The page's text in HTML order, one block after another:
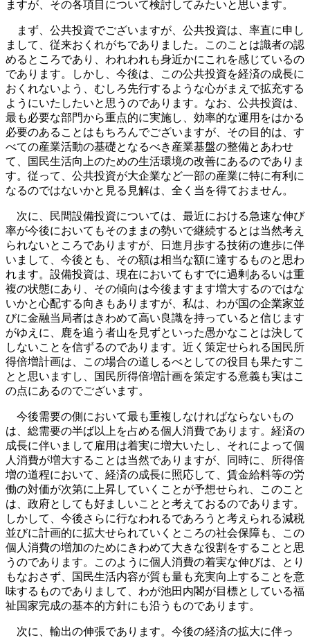
ますが、その各項目について検討してみたいと思います。
まず、公共投資でございますが、公共投資は、率直に申し
まして、従来おくれがちでありました。このことは識者の認
めるところであり、われわれも身近かにこれを感じているの
であります。しかし、今後は、この公共投資を経済の成長に
おくれないよう、むしろ先行するような心がまえで拡充する
ようにいたしたいと思うのであります。なお、公共投資は、
最も必要な部門から重点的に実施し、効率的な運用をはかる
必要のあることはもちろんでございますが、その目的は、す
べての産業活動の基礎となるべき産業基盤の整備とあわせ
て、国民生活向上のための生活環境の改善にあるのでありま
す。従って、公共投資が大企業など一部の産業に特に有利に
なるのではないかと見る見解は、全く当を得ておません。
次に、民間設備投資については、最近における急速な伸び
率が今後においてもそのままの勢いで継続するとは当然考え
られないところでありますが、日進月歩する技術の進歩に伴
いまして、今後とも、その額は相当な額に達するものと思わ
れます。設備投資は、現在においてもすでに過剰あるいは重
複の状態にあり、その傾向は今後ますます増大するのではな
いかと心配する向きもありますが、私は、わが国の企業家並
びに金融当局者はきわめて高い良識を持っていると信じます
がゆえに、鹿を追う者山を見ずといった愚かなことは決して
しないことを信ずるのであります。近く策定せられる国民所
得倍増計画は、この場合の道しるべとしての役目も果たすこ
とと思いますし、国民所得倍増計画を策定する意義も実はこ
の点にあるのでございます。
今後需要の側において最も重複しなければならないもの
は、総需要の半ば以上を占める個人消費であります。経済の
成長に伴いまして雇用は着実に増大いたし、それによって個
人消費が増大することは当然でありますが、同時に、所得倍
増の道程において、経済の成長に照応して、賃金給料等の労
働の対価が次第に上昇していくことが予想せられ、このこと
は、政府としても好ましいことと考えておるのであります。
しかして、今後さらに行なわれるであろうと考えられる減税
並びに計画的に拡大せられていくところの社会保障も、この
個人消費の増加のためにきわめて大きな役割をすることと思
うのであります。このように個人消費の着実な伸びは、とり
もなおさず、国民生活内容が質も量も充実向上することを意
味するものでありまして、わが池田内閣が目標としている福
祉国家完成の基本的方針にも沿うものであります。
次に、輸出の伸張であります。今後の経済の拡大に伴っ